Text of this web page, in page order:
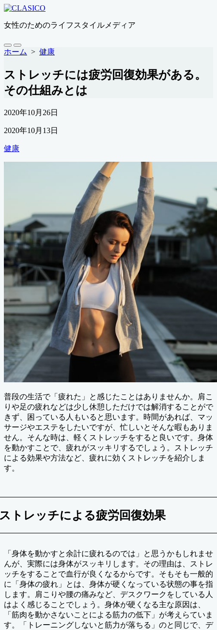
コ
テ
ツ
ス
キ
ッ
女性のためのライフスタイルメディア
検
索
り
替
え
メ
ニ
ー
ホーム > 健康
ストレッチには疲労回復効果がある。
その仕組みとは
公
日
2020年10月26日
最
更
新
2020年10月13日
カ
健康
普段の生活で「疲れた」と感じたことはありませんか。肩こ
りや足の疲れなどは少し休憩しただけでは解消することがで
きず、困っている人もいると思います。時間があれば、マッ
サージやエステをしたいですが、忙しいとそんな暇もありま
せん。そんな時は、軽くストレッチをすると良いです。身体
を動かすことで、疲れがスッキリするでしょう。ストレッチ
による効果や方法など、疲れに効くストレッチを紹介しま
す。
トレッチによる疲労回復効果
「身体を動かすと余計に疲れるのでは」と思うかもしれませ
んが、実際には身体がスッキリします。その理由は、ストレ
ッチをすることで血行が良くなるからです。そもそも一般的
に「身体の疲れ」とは、身体が硬くなっている状態の事を指
します。肩こりや腰の痛みなど、デスクワークをしている人
はよく感じることでしょう。身体が硬くなる主な原因は、
「筋肉を動かさないことによる筋力の低下」が考えらていま
す。「トレーニングしないと筋力が落ちる」のと同じで、デ